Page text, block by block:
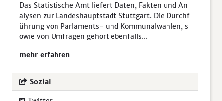
Das Statistische Amt liefert Daten, Fakten und An
alysen zur Landeshauptstadt Stuttgart. Die Durchf
ührung von Parlaments- und Kommunalwahlen, s
owie von Umfragen gehört ebenfalls...
mehr erfahren
Sozial